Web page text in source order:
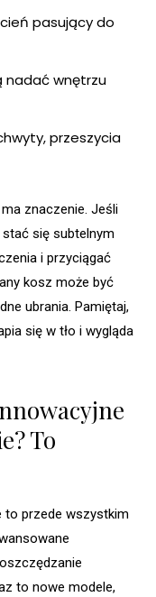
pasujący do
nadać wnętrzu
przeszycia
znaczenie. Jeśli
się subtelnym
i przyciągać
kosz może być
ubrania. Pamiętaj,
się w tło i wygląda
To
to przede wszystkim
to nowe modele,